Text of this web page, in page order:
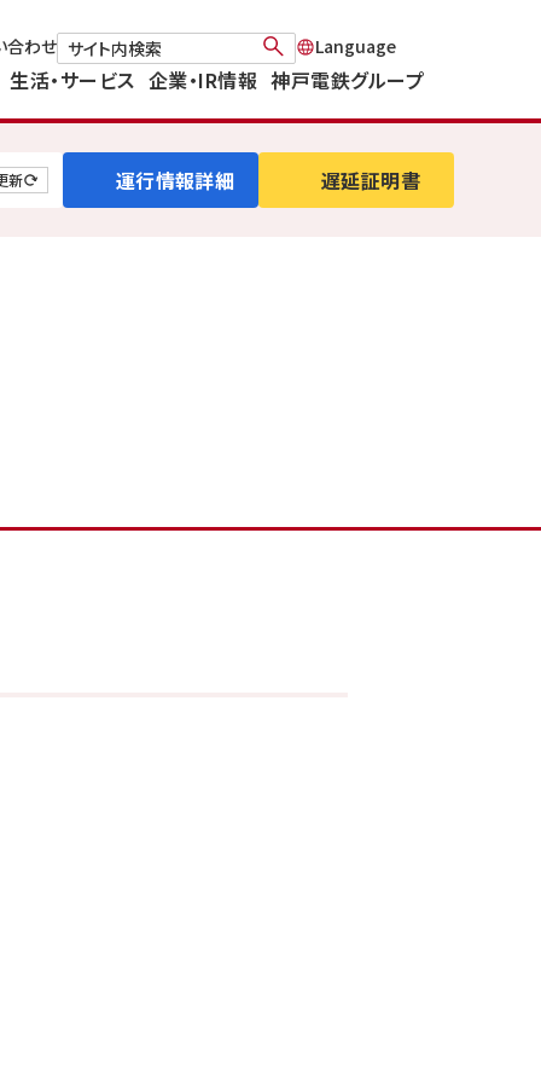
合わせ
生活・サービス 企業・IR情報 神戸電鉄グループ
新 運行情報詳細 遅延証明書